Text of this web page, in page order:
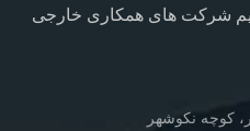
کوچه نکوشهر